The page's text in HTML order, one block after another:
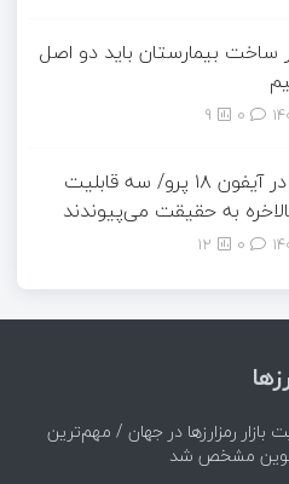
ساخت بیمارستان باید دو اصل
9
تحول بزرگ در آیفون ۱۸ پرو/ سه قابلیت
به حقیقت می‌پیوندند
12
رمزارزها در جهان / مهم‌ترین
مشخص شد